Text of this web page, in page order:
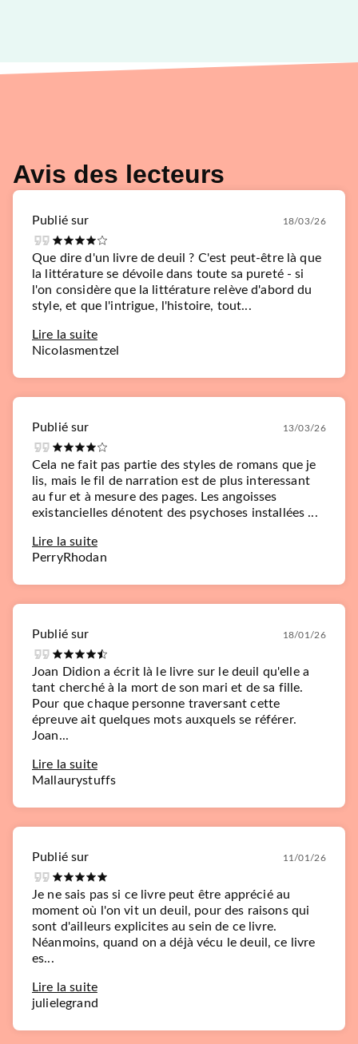
Avis des lecteurs
Publié sur 18/03/26
Que dire d'un livre de deuil ? C'est peut-être là que
la littérature se dévoile dans toute sa pureté - si
l'on considère que la littérature relève d'abord du
style, et que l'intrigue, l'histoire, tout...
Lire la suite
Nicolasmentzel
Publié sur 13/03/26
Cela ne fait pas partie des styles de romans que je
lis, mais le fil de narration est de plus interessant
au fur et à mesure des pages. Les angoisses
existancielles dénotent des psychoses installées ...
Lire la suite
PerryRhodan
Publié sur 18/01/26
Joan Didion a écrit là le livre sur le deuil qu'elle a
tant cherché à la mort de son mari et de sa fille.
Pour que chaque personne traversant cette
épreuve ait quelques mots auxquels se référer.
Joan...
Lire la suite
Mallaurystuffs
Publié sur 11/01/26
Je ne sais pas si ce livre peut être apprécié au
moment où l'on vit un deuil, pour des raisons qui
sont d'ailleurs explicites au sein de ce livre.
Néanmoins, quand on a déjà vécu le deuil, ce livre
es...
Lire la suite
julielegrand